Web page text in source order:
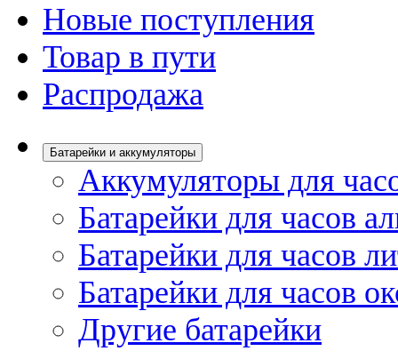
Новые поступления
Товар в пути
Распродажа
Батарейки и аккумуляторы
Аккумуляторы для
Батарейки для часов
Батарейки для часов
Батарейки для часов
Другие батарейки